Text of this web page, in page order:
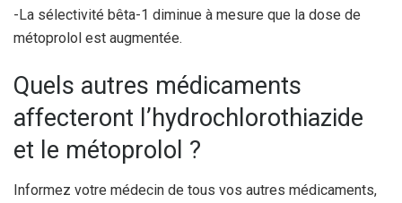
-La sélectivité bêta-1 diminue à mesure que la dose de
métoprolol est augmentée.
Quels autres médicaments
affecteront l’hydrochlorothiazide
et le métoprolol ?
Informez votre médecin de tous vos autres médicaments,